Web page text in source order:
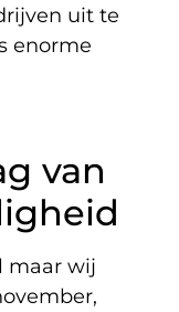
uit te
enorme
van
maar wij